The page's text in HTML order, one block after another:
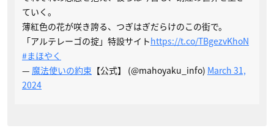
ていく。
薄紅色の花が咲き誇る、つぎはぎだらけのこの街で。
「アルテレーゴの掟」特設サイトhttps://t.co/TBgezvKhoN
#まほやく
— 魔法使いの約束 【公式】 (@mahoyaku_info) March 31,
2024